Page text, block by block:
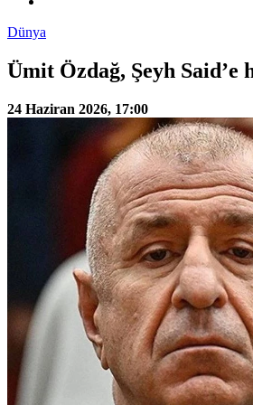
Dünya
Ümit Özdağ, Şeyh Said’e
24 Haziran 2026, 17:00